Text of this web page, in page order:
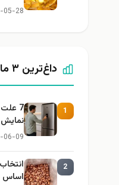
05-28
داغ‌ترین ۳ ماه اخیر
1
7
06-09
2
اساس